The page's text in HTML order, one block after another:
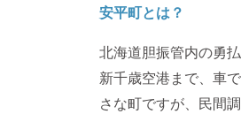
安平町とは？
北海道胆振管内の勇
新千歳空港まで、車
さな町ですが、民間